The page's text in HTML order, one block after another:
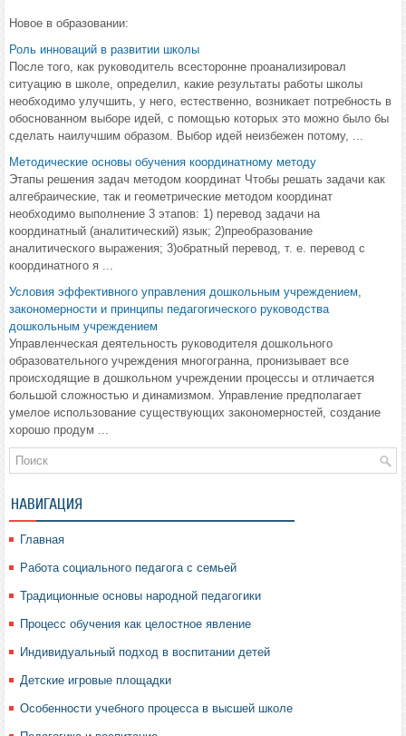
Новое в образовании:
Роль инноваций в развитии школы
После того, как руководитель всесторонне проанализировал
ситуацию в школе, определил, какие результаты работы школы
необходимо улучшить, у него, естественно, возникает потребность в
обоснованном выборе идей, с помощью которых это можно было бы
сделать наилучшим образом. Выбор идей неизбежен потому, ...
Методические основы обучения координатному методу
Этапы решения задач методом координат Чтобы решать задачи как
алгебраические, так и геометрические методом координат
необходимо выполнение 3 этапов: 1) перевод задачи на
координатный (аналитический) язык; 2)преобразование
аналитического выражения; 3)обратный перевод, т. е. перевод с
координатного я ...
Условия эффективного управления дошкольным учреждением,
закономерности и принципы педагогического руководства
дошкольным учреждением
Управленческая деятельность руководителя дошкольного
образовательного учреждения многогранна, пронизывает все
происходящие в дошкольном учреждении процессы и отличается
большой сложностью и динамизмом. Управление предполагает
умелое использование существующих закономерностей, создание
хорошо продум ...
НАВИГАЦИЯ
Главная
Работа социального педагога с семьей
Традиционные основы народной педагогики
Процесс обучения как целостное явление
Индивидуальный подход в воспитании детей
Детские игровые площадки
Особенности учебного процесса в высшей школе